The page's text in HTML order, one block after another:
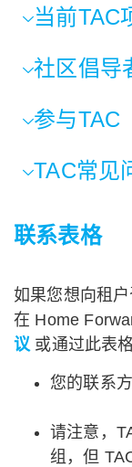
当前TAC
社区倡导
参与TAC
TAC常见
联系表格
如果您想向租
在 Home
议 或通过此表
您的联系
请注意，
组，但